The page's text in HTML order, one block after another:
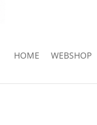
HOME WEBSHOP